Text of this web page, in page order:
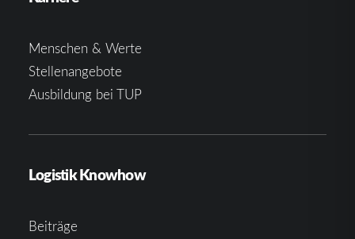
Menschen & Werte
Stellenangebote
Ausbildung bei TUP
Logistik Knowhow
Beiträge